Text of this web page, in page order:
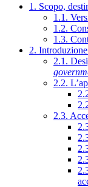
1. Scopo,
1.1.
1.2.
1.3.
2.
2.1.
2.2.
2.3.